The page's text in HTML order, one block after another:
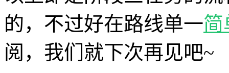
的，不过好在路线单一简
阅，我们就下次再见吧~